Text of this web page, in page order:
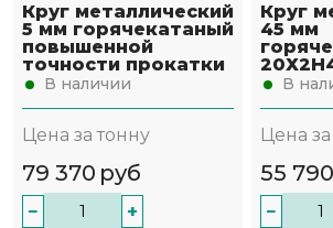
Круг металлический
5 мм горячекатаный
повышенной
точности прокатки
В наличии
Цена за тонну
79 370 руб
− +
Круг
45 мм
В
Цена
55 790
−